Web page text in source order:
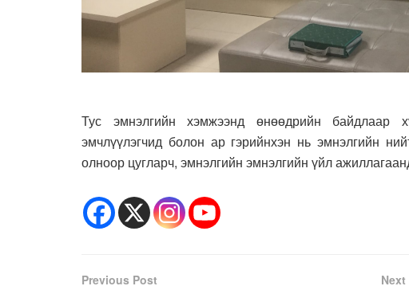
Тус эмнэлгийн хэмжээнд өнөөдрийн байдлаар
эмчлүүлэгчид болон ар гэрийнхэн нь эмнэлгийн
олноор цугларч, эмнэлгийн эмнэлгийн үйл
Previous Post